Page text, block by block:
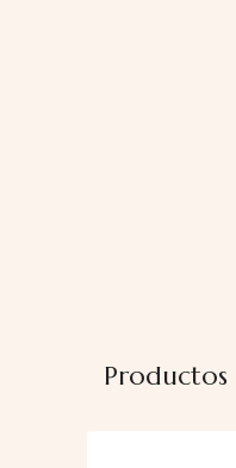
Productos